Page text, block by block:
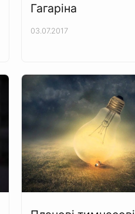
Гагаріна
03.07.2017